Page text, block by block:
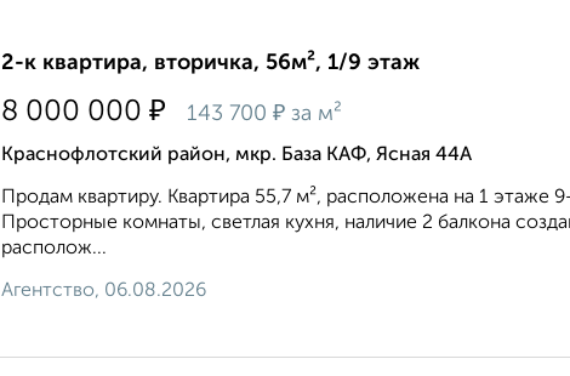
2-к квартира, вторичка, 56м², 1/9 этаж
8 000 000 ₽ 143 700 ₽ за м²
Краснофлотский район, мкр. База КАФ, Ясная 44А
Продам квартиру. Квартира 55,7 м², расположена на 1 этаже
Просторные комнаты, светлая кухня, наличие 2 балкона
располож...
Агентство, 06.08.2026